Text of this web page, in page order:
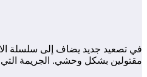
مقتولين بشكل وحشي. الجريمة التي